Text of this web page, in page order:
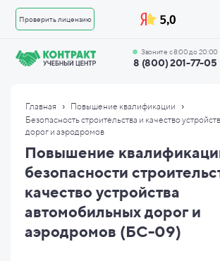
Проверить лицензию
8 (800) 201-77-05
Звоните с 8:00 до 20:00
Главная › Повышение квалификации ›
Безопасность строительства и качество
дорог и аэродромов
Повышение
безопасности
качество устройства
автомобильных дорог и
аэродромов (БС-09)